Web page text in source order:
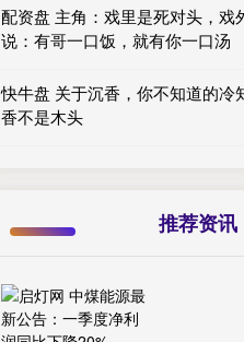
配资盘 主角：戏里是死对头，戏
说：有哥一口饭，就有你一口汤
快牛盘 关于沉香，你不知道的冷
香不是木头
推荐资讯